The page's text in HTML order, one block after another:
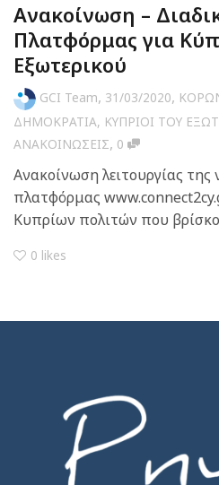
Ανακοίνωση –
Πλατφόρμας για
Εξωτερικού
GCI Team, 31/03/2020,
ΔΗΜΟΚΡΑΤΙΑ, ΚΥΠΡΙΟΙ ΤΟΥ
ΑΝΑΚΟΙΝΩΣΕΙΣ, 0
Ανακοίνωση λειτουργίας της
πλατφόρμας
Κυπρίων πολιτών που
0 likes